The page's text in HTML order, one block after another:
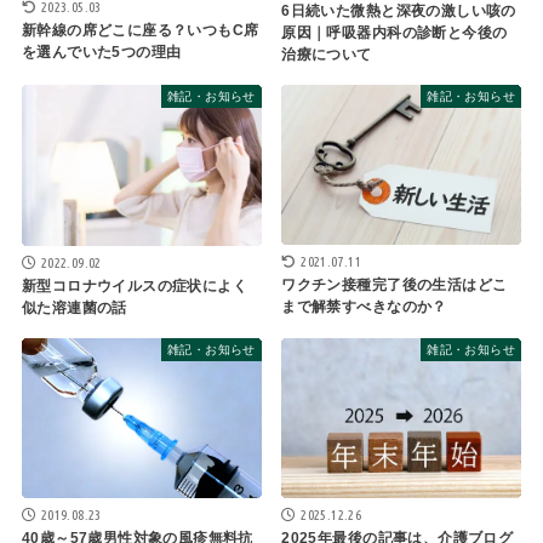
2023.05.03
新幹線の席どこに座る？いつもC席
を選んでいた5つの理由
6日続いた微熱と深夜の激しい咳の
原因｜呼吸器内科の診断と今後の
治療について
雑記・お知らせ
2022.09.02
新型コロナウイルスの症状によく
似た溶連菌の話
雑記・お知らせ
2021.07.11
ワクチン接種完了後の生活はどこ
まで解禁すべきなのか？
雑記・お知らせ
2019.08.23
40歳～57歳男性対象の風疹無料抗
雑記・お知らせ
2025.12.26
2025年最後の記事は、介護ブログ